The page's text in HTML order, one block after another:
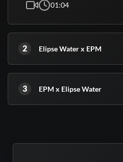
01:04
2 Elipse Water x EPM
3 EPM x Elipse Water